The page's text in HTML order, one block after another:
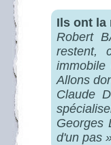
Ils ont la
Robert
restent,
Allons
Claude
Georges
d'un pas